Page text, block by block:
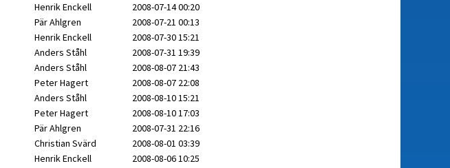
Henrik Enckell
2008-07-14 00:20
Pär Ahlgren
2008-07-21 00:13
Henrik Enckell
2008-07-30 15:21
Anders Ståhl
2008-07-31 19:39
Anders Ståhl
2008-08-07 21:43
Peter Hagert
2008-08-07 22:08
Anders Ståhl
2008-08-10 15:21
Peter Hagert
2008-08-10 17:03
Pär Ahlgren
2008-07-31 22:16
Christian Svärd
2008-08-01 03:39
Henrik Enckell
2008-08-06 10:25